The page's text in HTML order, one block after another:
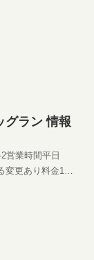
グラン 情報
営業時間平日
更あり料金1頭